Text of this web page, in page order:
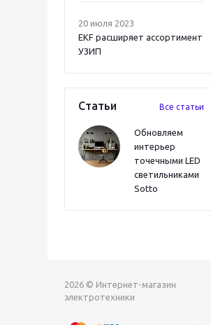
20 июля 2023
EKF расширяет ассортимент
УЗИП
Статьи Все статьи
Обновляем
интерьер
точечными LED
светильниками
Sotto
2026 © Интернет-магазин
электротехники